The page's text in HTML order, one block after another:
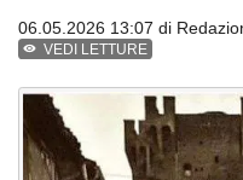
06.05.2026 13:07 di
VEDI LETTURE